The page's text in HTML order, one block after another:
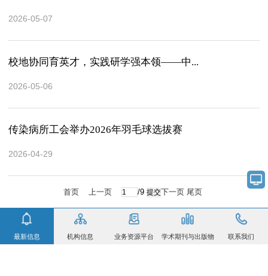
2026-05-07
校地协同育英才，实践研学强本领——中...
2026-05-06
传染病所工会举办2026年羽毛球选拔赛
2026-04-29
首页 上一页 /9 下一页 尾页
最新信息 机构信息 业务资源平台 学术期刊与出版物 联系我们